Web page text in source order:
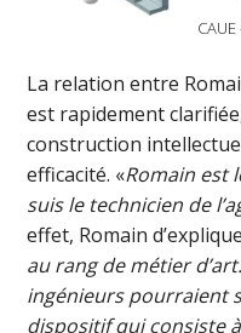
La relation entre
est rapidement
construction
efficacité. «Romain est
suis le technicien de
effet, Romain
au rang de métier
ingénieurs pourraient
dispositif qui consiste